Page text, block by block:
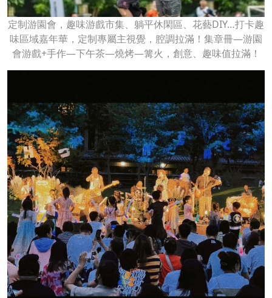
定制游園會，趣味游戲市集、躺平休閑區、花藝DIY…打卡趣
味區域嘉年華，定制專屬主視覺，腔調拉滿！集章冊—游園
會游戲+手作—下午茶—燒烤—篝火，創意、趣味值拉滿！